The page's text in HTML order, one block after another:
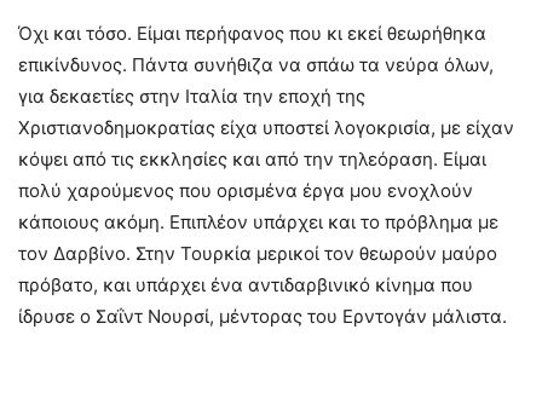
Όχι και τόσο. Είμαι περήφανος που κι εκεί θεωρήθηκα
επικίνδυνος. Πάντα συνήθιζα να σπάω τα νεύρα όλων,
για δεκαετίες στην Ιταλία την εποχή της
Χριστιανοδημοκρατίας είχα υποστεί λογοκρισία, με είχαν
κόψει από τις εκκλησίες και από την τηλεόραση. Είμαι
πολύ χαρούμενος που ορισμένα έργα μου ενοχλούν
κάποιους ακόμη. Επιπλέον υπάρχει και το πρόβλημα με
τον Δαρβίνο. Στην Τουρκία μερικοί τον θεωρούν μαύρο
πρόβατο, και υπάρχει ένα αντιδαρβινικό κίνημα που
ίδρυσε ο Σαΐντ Νουρσί, μέντορας του Ερντογάν μάλιστα.